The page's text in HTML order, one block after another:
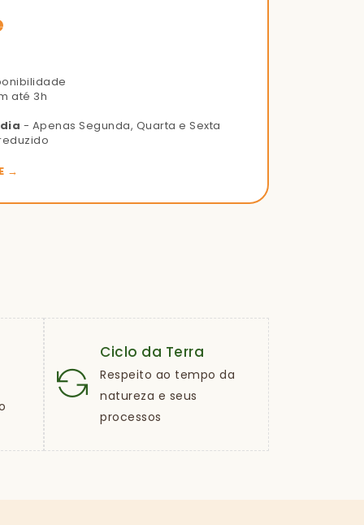
até 3h
- Apenas Segunda, Quarta e Sexta
→
Ciclo da Terra
Respeito ao tempo da
natureza e seus
processos